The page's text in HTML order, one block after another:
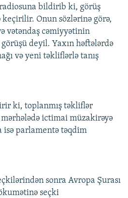
bildirib ki, görüş
Onun sözlərinə görə,
vətəndaş cəmiyyətinin
deyil. Yaxın həftələrdə
və yeni təkliflərlə tanış
ki, toplanmış təkliflər
ictimai müzakirəyə
isə parlamentə təqdim
sonra Avropa Şurası
seçki